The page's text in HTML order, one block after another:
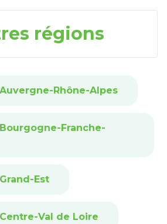
régions
Rhône-Alpes
Franche-
Est
Val de Loire